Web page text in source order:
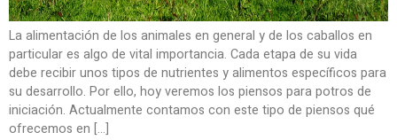
La alimentación de los animales en general y de los caballos en
particular es algo de vital importancia. Cada etapa de su vida
debe recibir unos tipos de nutrientes y alimentos específicos para
su desarrollo. Por ello, hoy veremos los piensos para potros de
iniciación. Actualmente contamos con este tipo de piensos qué
ofrecemos en […]